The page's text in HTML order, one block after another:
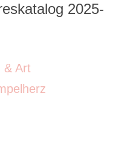
2025-
& Art